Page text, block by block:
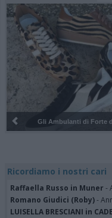
Pulizia del bosco del
Ricordiamo i nostri cari
Raffaella Russo in Muner -
Romano Giudici (Roby)-
LUISELLA BRESCIANI in